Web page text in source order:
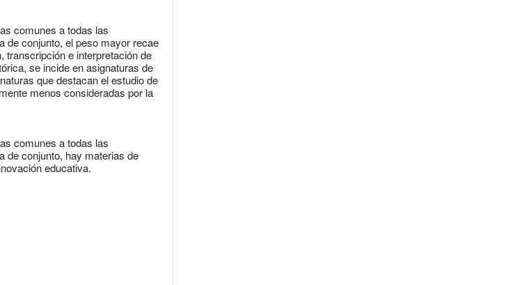
comunes a todas las
de conjunto, el peso mayor recae
transcripción e interpretación de
se incide en asignaturas de
que destacan el estudio de
menos consideradas por la
comunes a todas las
de conjunto, hay materias de
educativa.